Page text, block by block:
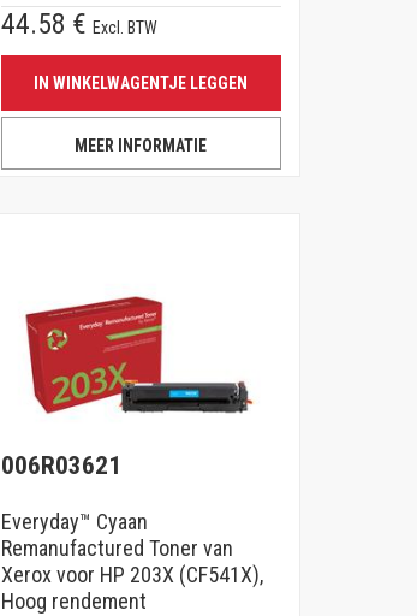
44.58 € Excl. BTW
IN WINKELWAGENTJE LEGGEN
MEER INFORMATIE
006R03621
Everyday™ Cyaan
Remanufactured Toner van
Xerox voor HP 203X (CF541X),
Hoog rendement